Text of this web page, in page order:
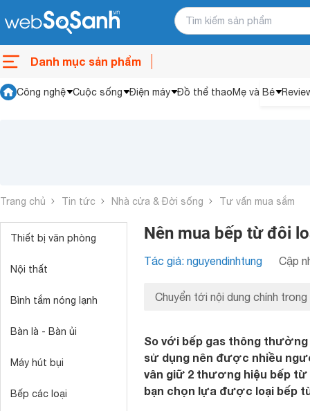
Danh mục sản phẩm
Công nghệ Cuộc sống Điện máy Đồ thể thaoMẹ và Bé
Trang chủ Tin tức Nhà cửa & Đời sống Tư vấn mua sắm
Thiết bị văn phòng
Nội thất
Bình tắm nóng lạnh
Bàn là - Bàn ủi
Máy hút bụi
Bếp các loại
Nên mua bếp từ đôi
Tác giả: nguyendinhtung Cập
Chuyển tới nội dung chính trong
So với bếp gas thông
sử dụng nên được nhiều
vân giữ 2 thương hiệu bếp từ
bạn chọn lựa được loại bếp